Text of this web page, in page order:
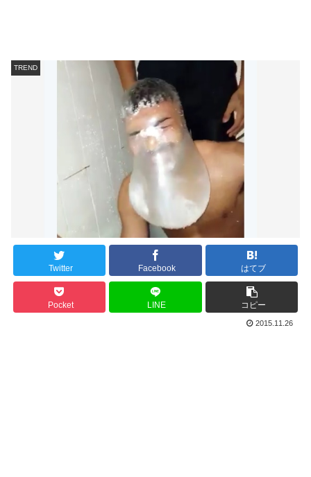
TREND
Twitter Facebook はてブ
Pocket LINE コピー
2015.11.26